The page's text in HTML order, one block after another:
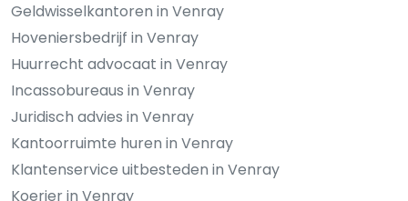
Geldwisselkantoren in Venray
Hoveniersbedrijf in Venray
Huurrecht advocaat in Venray
Incassobureaus in Venray
Juridisch advies in Venray
Kantoorruimte huren in Venray
Klantenservice uitbesteden in Venray
Koerier in Venray